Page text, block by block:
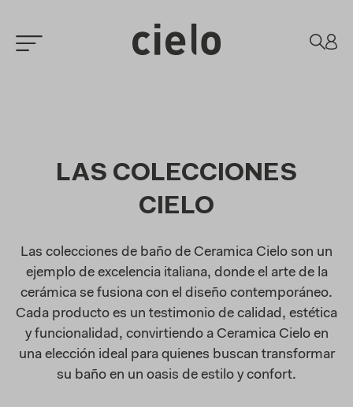
LAS COLECCIONES
CIELO
Las colecciones de baño de Ceramica Cielo son un
ejemplo de excelencia italiana, donde el arte de la
cerámica se fusiona con el diseño contemporáneo.
Cada producto es un testimonio de calidad, estética
y funcionalidad, convirtiendo a Ceramica Cielo en
una elección ideal para quienes buscan transformar
su baño en un oasis de estilo y confort.